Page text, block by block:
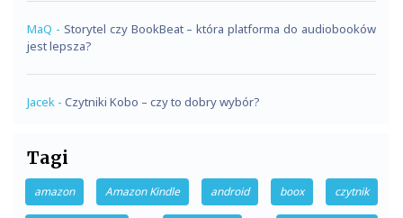
MaQ - Storytel czy BookBeat – która platforma do audiobooków
jest lepsza?
Jacek - Czytniki Kobo – czy to dobry wybór?
Tagi
amazon Amazon Kindle android boox czytnik